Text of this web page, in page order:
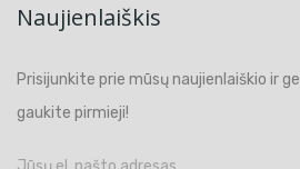
Naujienlaiškis
Prisijunkite prie mūsų naujienlaiškio ir
gaukite pirmieji!